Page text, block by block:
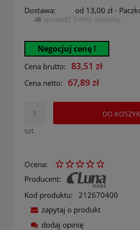
Dostawa:
od 13,00 zł -
Cena nie zawiera ewentualnych kosztów
sprawdź formy dostawy
Negocjuj cenę !
Cena brutto: 83,51 zł
Cena netto: 67,89 zł
szt.
DO
Ocena:
Producent:
Kod produktu:
212670400
zapytaj o produkt
dodaj opinię